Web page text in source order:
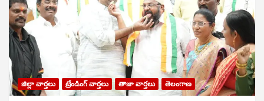
జిల్లా వార్తలు ట్రేండింగ్ వార్తలు తాజా వార్తలు తెలంగాణ